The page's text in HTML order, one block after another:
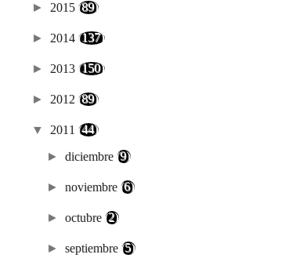
► 2015 (89)
► 2014 (137)
► 2013 (150)
► 2012 (89)
▼ 2011 (44)
►diciembre(9)
►noviembre(6)
►octubre(2)
►septiembre(5)